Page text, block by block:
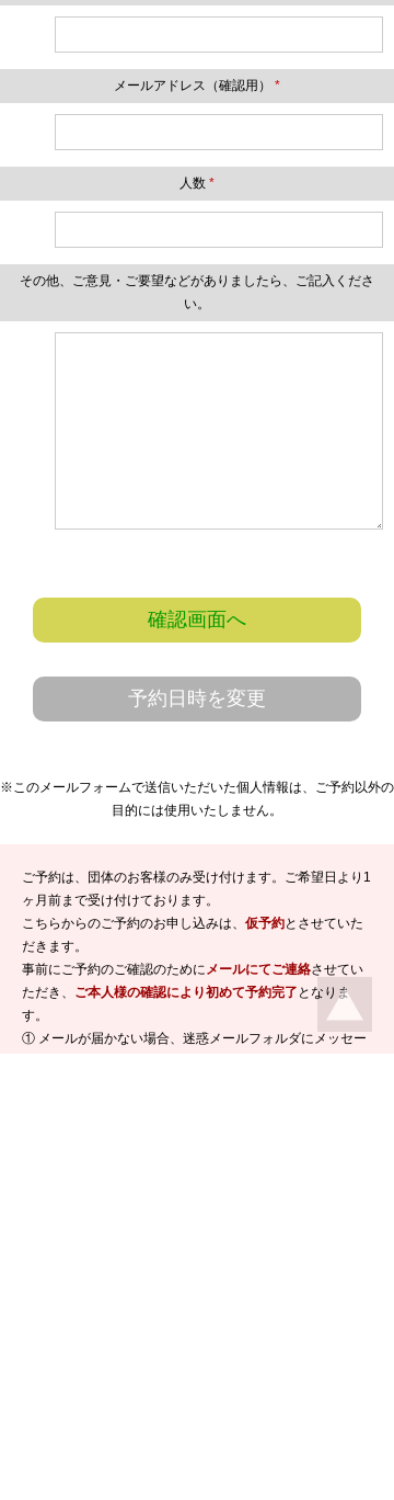
メールアドレス（確認用） *
人数 *
その他、ご意見・ご要望などがありましたら、ご記入くださ
い。
確認画面へ
予約日時を変更
※このメールフォームで送信いただいた個人情報は、ご予約以外の
目的には使用いたしません。
ご予約は、団体のお客様のみ受け付けます。ご希望日より1
ヶ月前まで受け付けております。
こちらからのご予約のお申し込みは、 仮予約とさせていた
だきます。
事前にご予約のご確認のためにメールにてご連絡させてい
ただき、 ご本人様の確認により初めて予約完了 となりま
す。
① メールが届かない場合、迷惑メールフォルダにメッセー